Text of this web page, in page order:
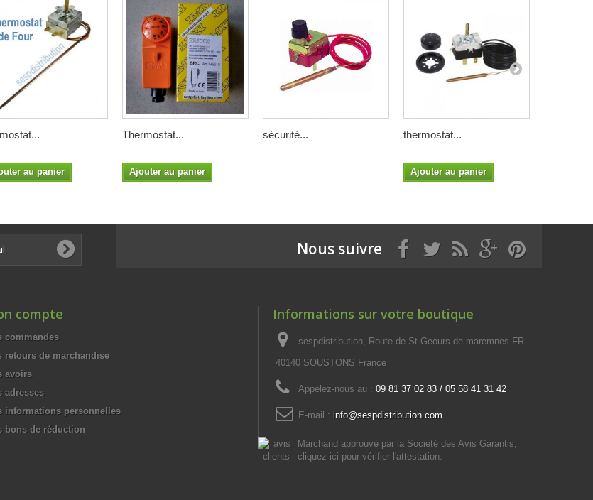
au panier
Thermostat...
Ajouter au panier
sécurité... thermostat...
Ajouter au panier
Nous suivre
compte
commandes
retours de marchandise
avoirs
adresses
informations personnelles
bons de réduction
Informations sur votre boutique
sespdistribution, Route de St Geours de maremnes FR
40140 SOUSTONS France
Appelez-nous au : 09 81 37 02 83 / 05 58 41 31 42
E-mail : info@sespdistribution.com
Marchand approuvé par la Société des Avis Garantis,
cliquez ici pour vérifier l'attestation.